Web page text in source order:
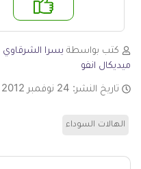
لا
كتب بواسطة يسرا الشرقاوي
ميديكال انفو
تاريخ النشر: 24 نوفمبر 2012
الهالات السوداء